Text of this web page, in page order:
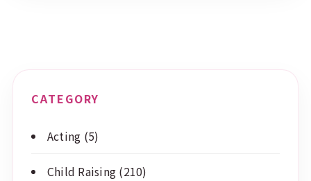
CATEGORY
Acting (5)
Child Raising (210)